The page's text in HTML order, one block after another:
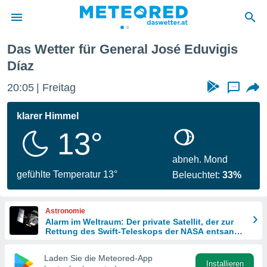
dass
von
diese
die
Das Wetter für General José Eduvigis
Díaz
20:05 Freitag ...
klarer Himmel
13°
gefühlte Temperatur 13°
abneh. Mond
Beleuchtet:33%
Astronomie
Alarm im Weltraum: Der private Satellit, der zur
Rettung des Swift-Teleskops der NASA entsandt
Laden Sie die Meteored-App
Installieren